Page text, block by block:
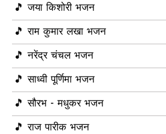
🎵 जया किशोरी भजन
🎵 राम कुमार लखा भजन
🎵 नरेंद्र चंचल भजन
🎵 साध्वी पूर्णिमा भजन
🎵 सौरभ - मधुकर भजन
🎵 राज पारीक भजन